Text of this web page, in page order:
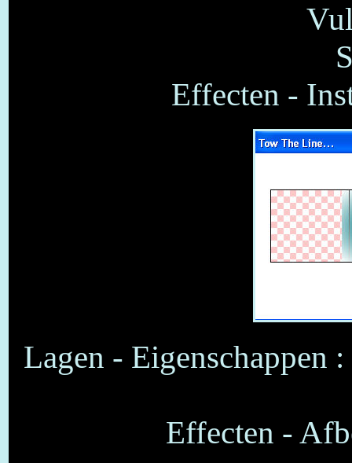
Effecten -
Lagen - Eigenschappen
Effecten -